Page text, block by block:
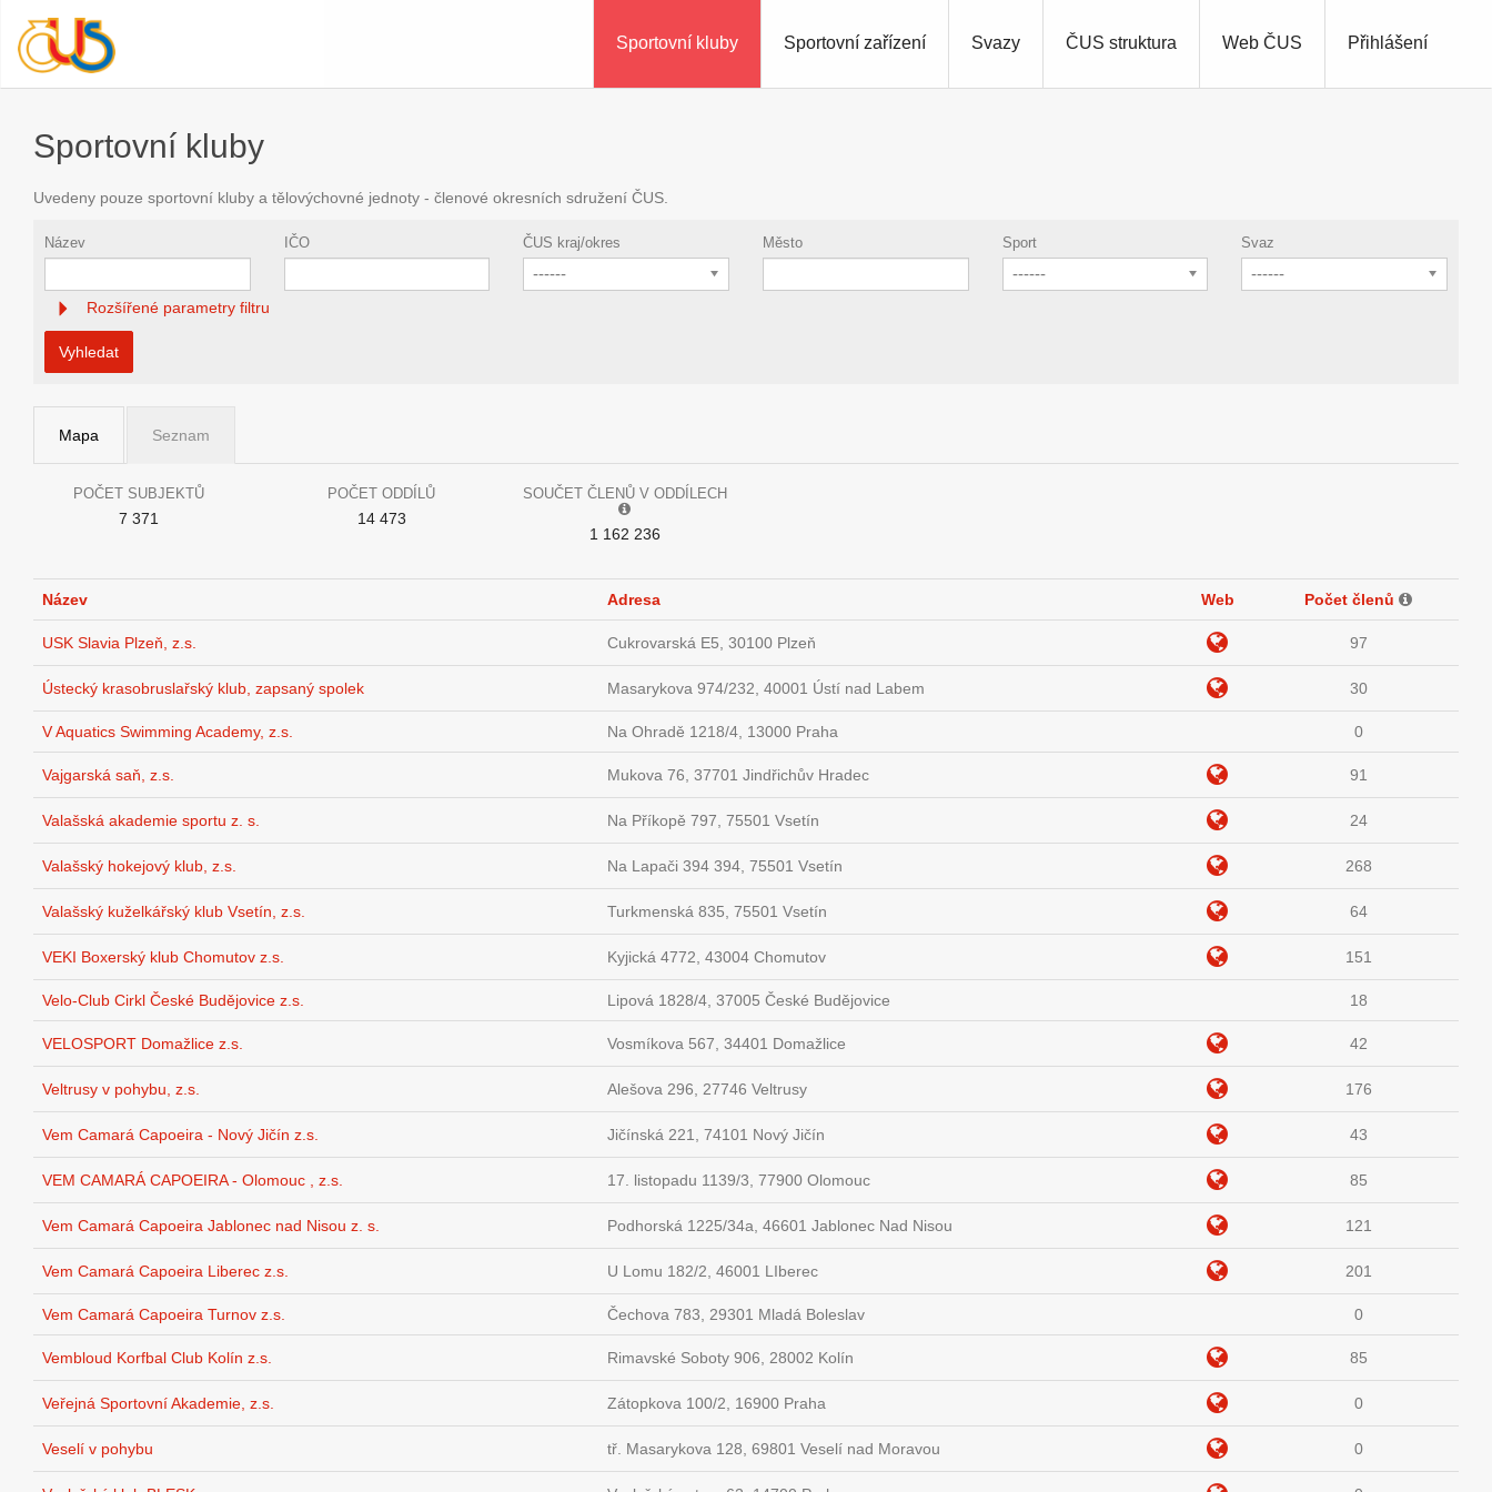
Přihlášení
Sportovní kluby Sportovní zařízení Svazy ČUS struktura Web ČUS
Sportovní kluby
Uvedeny pouze sportovní kluby a tělovýchovné jednoty - členové okresních sdružení ČUS.
Název IČO ČUS kraj/okres
------
Město Sport
------
Svaz
------
Rozšířené parametry filtru
Vyhledat
Mapa Seznam
POČET SUBJEKTŮ
7 371
POČET ODDÍLŮ
14 473
SOUČET ČLENŮ V ODDÍLECH
1 162 236
Název Adresa Web Počet členů
USK Slavia Plzeň, z.s. Cukrovarská E5, 30100 Plzeň 97
Ústecký krasobruslařský klub, zapsaný spolek Masarykova 974/232, 40001 Ústí nad Labem 30
V Aquatics Swimming Academy, z.s. Na Ohradě 1218/4, 13000 Praha 0
Vajgarská saň, z.s. Mukova 76, 37701 Jindřichův Hradec 91
Valašská akademie sportu z. s. Na Příkopě 797, 75501 Vsetín 24
Valašský hokejový klub, z.s. Na Lapači 394 394, 75501 Vsetín 268
Valašský kuželkářský klub Vsetín, z.s. Turkmenská 835, 75501 Vsetín 64
VEKI Boxerský klub Chomutov z.s. Kyjická 4772, 43004 Chomutov 151
Velo-Club Cirkl České Budějovice z.s. Lipová 1828/4, 37005 České Budějovice 18
VELOSPORT Domažlice z.s. Vosmíkova 567, 34401 Domažlice 42
Veltrusy v pohybu, z.s. Alešova 296, 27746 Veltrusy 176
Vem Camará Capoeira - Nový Jičín z.s. Jičínská 221, 74101 Nový Jičín 43
VEM CAMARÁ CAPOEIRA - Olomouc , z.s. 17. listopadu 1139/3, 77900 Olomouc 85
Vem Camará Capoeira Jablonec nad Nisou z. s. Podhorská 1225/34a, 46601 Jablonec Nad Nisou 121
Vem Camará Capoeira Liberec z.s. U Lomu 182/2, 46001 LIberec 201
Vem Camará Capoeira Turnov z.s. Čechova 783, 29301 Mladá Boleslav 0
Vembloud Korfbal Club Kolín z.s. Rimavské Soboty 906, 28002 Kolín 85
Veřejná Sportovní Akademie, z.s. Zátopkova 100/2, 16900 Praha 0
Veselí v pohybu tř. Masarykova 128, 69801 Veselí nad Moravou 0